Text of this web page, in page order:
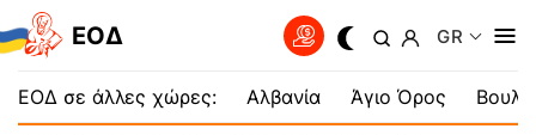
EOΔ GR
ΕΟΔ σε άλλες χώρες: Αλβανία Άγιο Όρος